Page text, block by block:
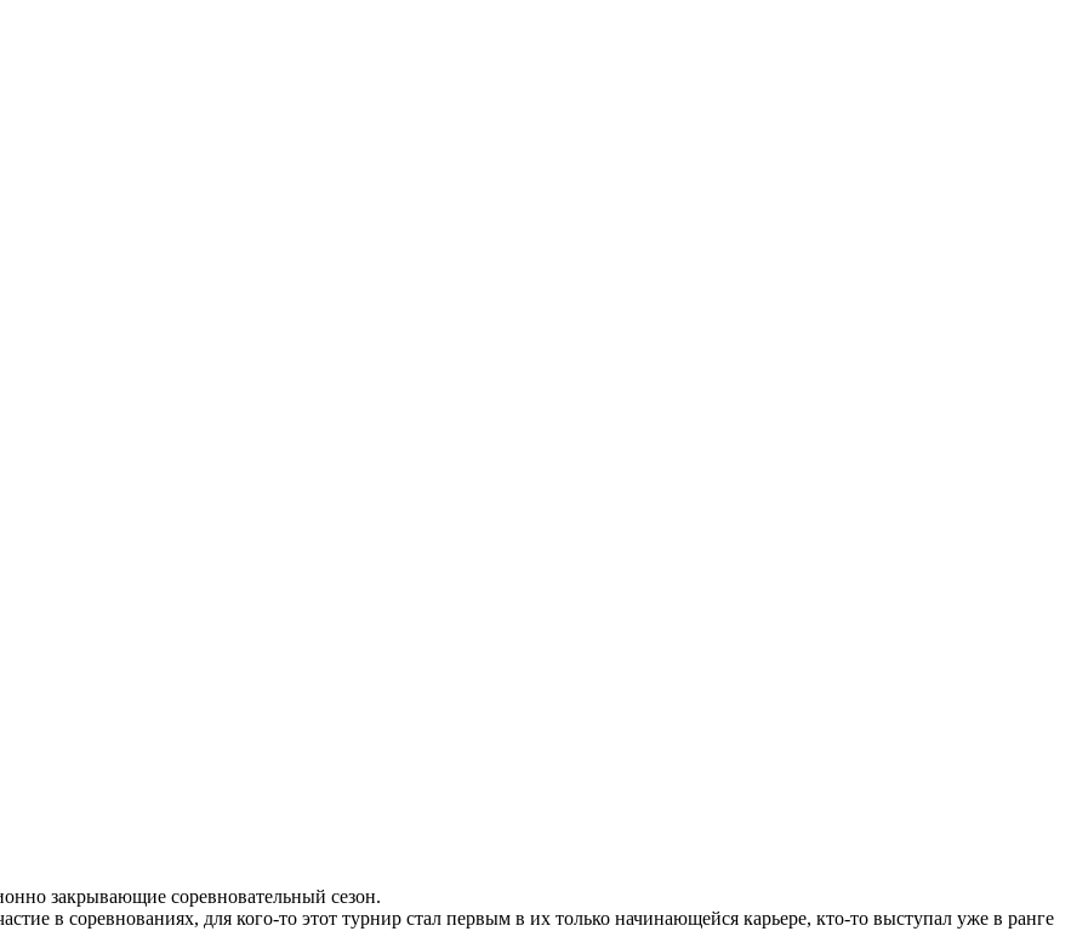
закрывающие соревновательный сезон.
в соревнованиях, для кого-то этот турнир стал первым в их только начинающейся карьере, кто-то выступал уже в ранге